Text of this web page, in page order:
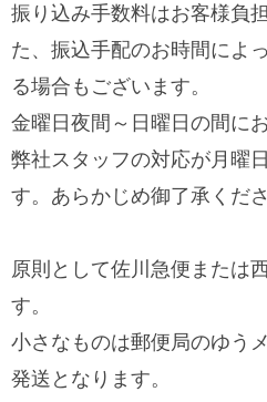
振り込み手数料はお客様負
た、振込手配のお時間によ
る場合もございます。
金曜日夜間～日曜日の間に
弊社スタッフの対応が月曜
す。あらかじめ御了承くださ
原則として佐川急便または
す。
小さなものは郵便局のゆう
発送となります。